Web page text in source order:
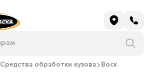
Средства обработки кузова Воск